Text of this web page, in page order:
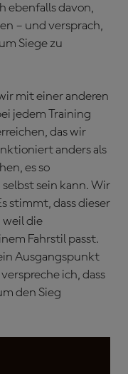
ebenfalls davon,
– und versprach,
Siege zu
mit einer anderen
jedem Training
das wir
anders als
es so
selbst sein kann. Wir
stimmt, dass dieser
weil die
Fahrstil passt.
Ausgangspunkt
ich, dass
den Sieg